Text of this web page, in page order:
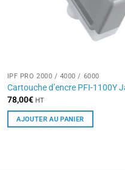
IPF PRO 2000 / 4000 / 6000
Cartouche d’encre PFI-1100Y
78,00€ HT
AJOUTER AU PANIER